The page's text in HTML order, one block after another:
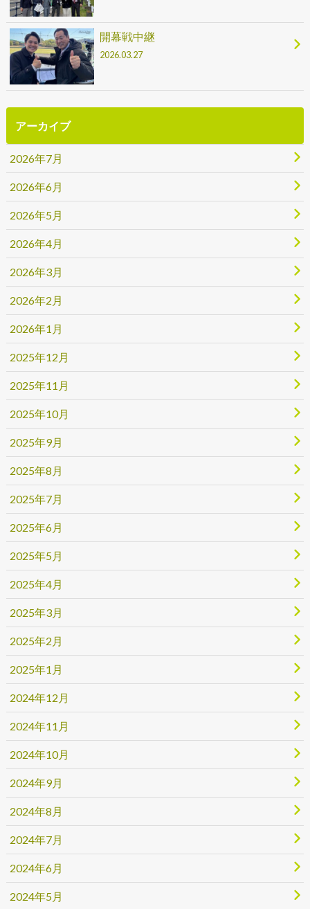
開幕戦中継
2026.03.27
アーカイブ
2026年7月
2026年6月
2026年5月
2026年4月
2026年3月
2026年2月
2026年1月
2025年12月
2025年11月
2025年10月
2025年9月
2025年8月
2025年7月
2025年6月
2025年5月
2025年4月
2025年3月
2025年2月
2025年1月
2024年12月
2024年11月
2024年10月
2024年9月
2024年8月
2024年7月
2024年6月
2024年5月